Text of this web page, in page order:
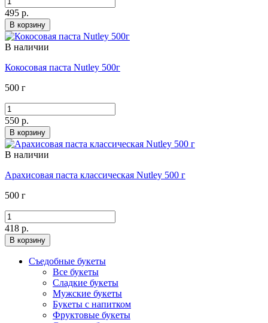
495 р.
В корзину
В наличии
Кокосовая паста Nutley 500г
500 г
550 р.
В корзину
В наличии
Арахисовая паста классическая Nutley 500 г
500 г
418 р.
В корзину
Съедобные букеты
Все букеты
Сладкие букеты
Мужские букеты
Букеты с напитком
Фруктовые букеты